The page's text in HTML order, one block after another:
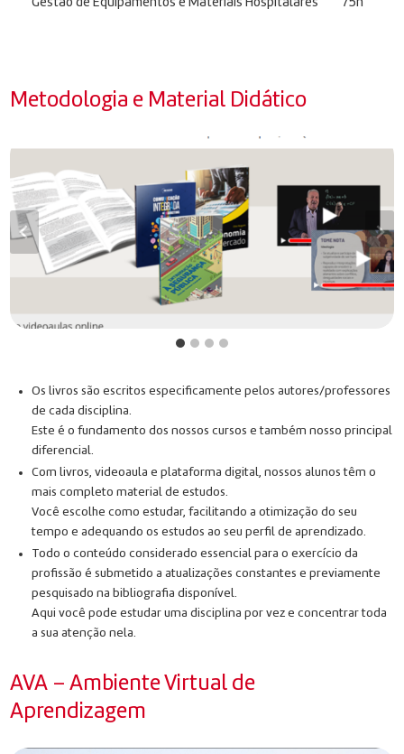
Gestão de Equipamentos e Materiais Hospitalares 75h
Metodologia e Material Didático
Os livros são escritos especificamente pelos autores/professores
de cada disciplina.
Este é o fundamento dos nossos cursos e também nosso principal
diferencial.
Com livros, videoaula e plataforma digital, nossos alunos têm o
mais completo material de estudos.
Você escolhe como estudar, facilitando a otimização do seu
tempo e adequando os estudos ao seu perfil de aprendizado.
Todo o conteúdo considerado essencial para o exercício da
profissão é submetido a atualizações constantes e previamente
pesquisado na bibliografia disponível.
Aqui você pode estudar uma disciplina por vez e concentrar toda
a sua atenção nela.
AVA – Ambiente Virtual de
Aprendizagem